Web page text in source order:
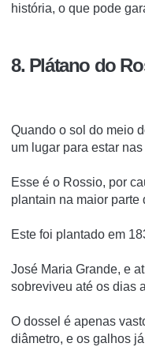
história, o que pode
8. Plátano do
Quando o sol do meio
um lugar para estar
Esse é o Rossio, por
plantain na maior parte
Este foi plantado em
José Maria Grande, e
sobreviveu até os dias
O dossel é apenas
diâmetro, e os galhos